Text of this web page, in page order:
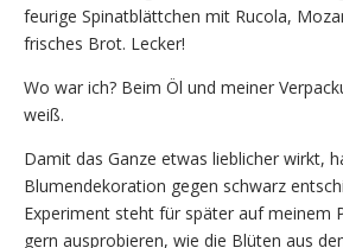
feurige Spinatblättchen mit Rucola,
frisches Brot. Lecker!
Wo war ich? Beim Öl und meiner
weiß.
Damit das Ganze etwas lieblicher wirkt,
Blumendekoration gegen schwarz
Experiment steht für später auf meinem
gern ausprobieren, wie die Blüten aus